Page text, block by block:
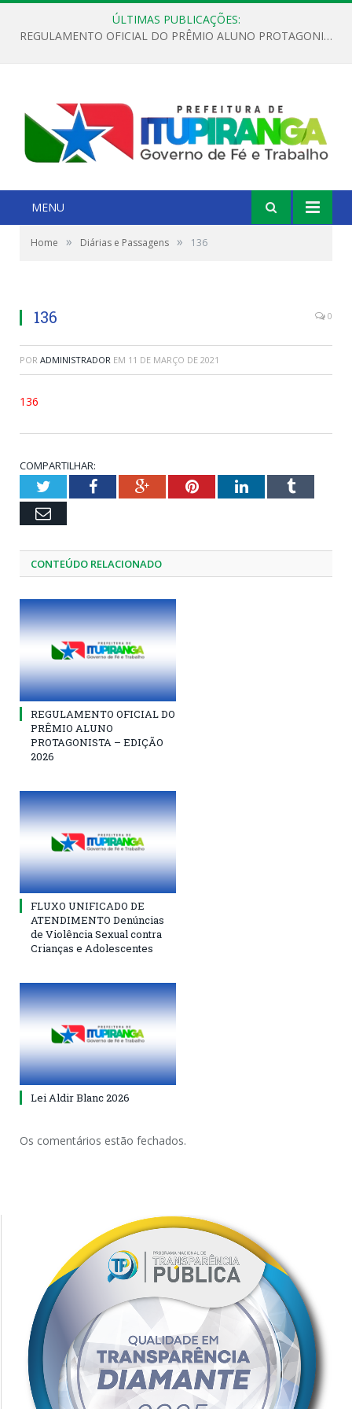
ÚLTIMAS PUBLICAÇÕES:
REGULAMENTO OFICIAL DO PRÊMIO ALUNO PROTAGONISTA – EDIÇÃO 2026
MENU
Home » Diárias e Passagens » 136
136 0
POR ADMINISTRADOR EM 11 DE MARÇO DE 2021
136
COMPARTILHAR:
TwitterFacebookGoogle+PinterestLinkedInTumblr
Email
CONTEÚDO RELACIONADO
REGULAMENTO OFICIAL DO
PRÊMIO ALUNO
PROTAGONISTA – EDIÇÃO
2026
FLUXO UNIFICADO DE
ATENDIMENTO Denúncias
de Violência Sexual contra
Crianças e Adolescentes
Lei Aldir Blanc 2026
Os comentários estão fechados.